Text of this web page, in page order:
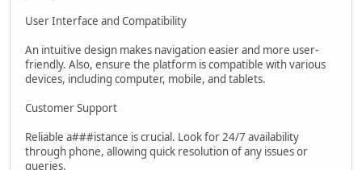
User Interface and Compatibility
An intuitive design makes navigation easier and more user-
friendly. Also, ensure the platform is compatible with various
devices, including computer, mobile, and tablets.
Customer Support
Reliable a###istance is crucial. Look for 24/7 availability
through phone, allowing quick resolution of any issues or
queries.